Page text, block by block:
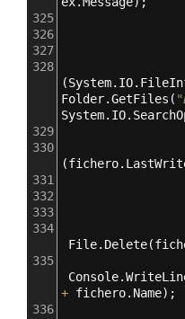
325
326
327
328
(System. IO.
Folder.GetFiles (
System. IO.
329
330
(fichero.
331
332
333
334
File. Delete(
335
Console.
+ fichero. Name);
336